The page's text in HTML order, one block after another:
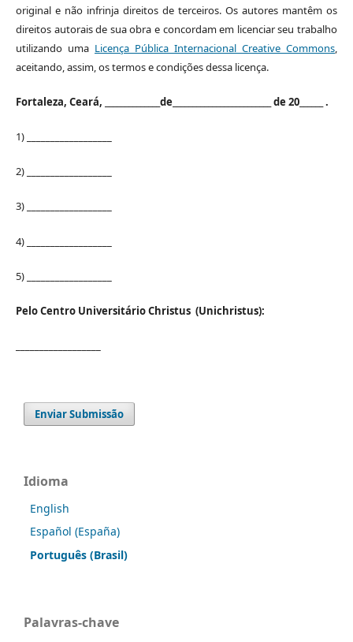
original e não infrinja direitos de terceiros. Os autores mantêm os
direitos autorais de sua obra e concordam em licenciar seu trabalho
utilizando uma Licença Pública Internacional Creative Commons,
aceitando, assim, os termos e condições dessa licença.
Fortaleza, Ceará, ______________de_________________________ de 20______ .
1) __________________
2) __________________
3) __________________
4) __________________
5) __________________
Pelo Centro Universitário Christus (Unichristus):
Enviar Submissão
Idioma
English
Español (España)
Português (Brasil)
Palavras-chave